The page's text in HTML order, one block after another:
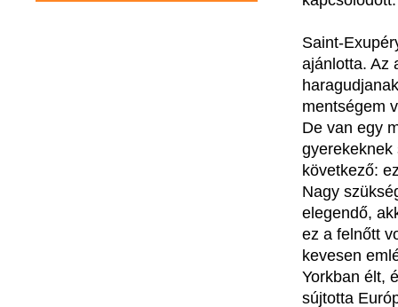
Saint-
ajánlotta. Az
mentségem
De van egy
gyerekeknek
következő:
Nagy
elegendő,
ez a felnőtt
kevesen
Yorkban élt,
sújtotta